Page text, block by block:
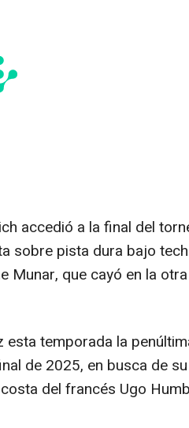
accedió a la final del
sobre pista dura bajo
Munar, que cayó en la
esta temporada la
de 2025, en busca de
del francés Ugo